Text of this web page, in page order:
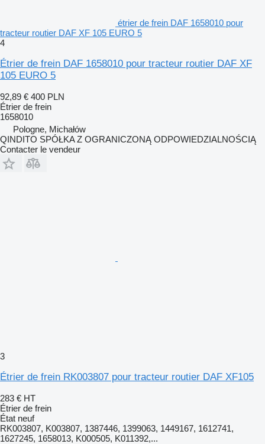
étrier de frein DAF 1658010 pour
tracteur routier DAF XF 105 EURO 5
4
Étrier de frein DAF 1658010 pour tracteur routier DAF XF
105 EURO 5
92,89 € 400 PLN
Étrier de frein
1658010
Pologne, Michałów
QINDITO SPÓŁKA Z OGRANICZONĄ ODPOWIEDZIALNOŚCIĄ
Contacter le vendeur
3
Étrier de frein RK003807 pour tracteur routier DAF XF105
283 € HT
Étrier de frein
État neuf
RK003807, K003807, 1387446, 1399063, 1449167, 1612741,
1627245, 1658013, K000505, K011392,...